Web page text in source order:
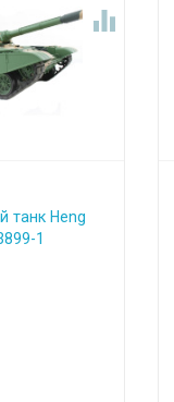

танк Heng
1